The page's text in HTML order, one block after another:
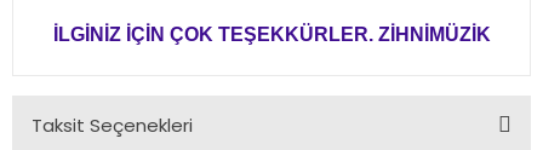
İLGİNİZ İÇİN ÇOK TEŞEKKÜRLER. ZİHNİMÜZİK
Taksit Seçenekleri